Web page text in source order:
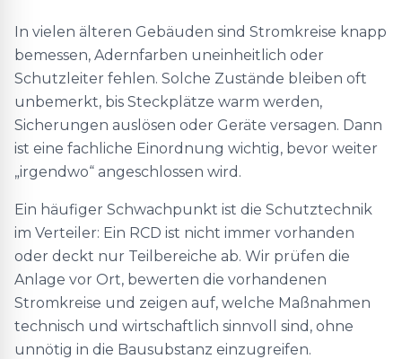
In vielen älteren Gebäuden sind Stromkreise knapp
bemessen, Adernfarben uneinheitlich oder
Schutzleiter fehlen. Solche Zustände bleiben oft
unbemerkt, bis Steckplätze warm werden,
Sicherungen auslösen oder Geräte versagen. Dann
ist eine fachliche Einordnung wichtig, bevor weiter
„irgendwo“ angeschlossen wird.
Ein häufiger Schwachpunkt ist die Schutztechnik
im Verteiler: Ein RCD ist nicht immer vorhanden
oder deckt nur Teilbereiche ab. Wir prüfen die
Anlage vor Ort, bewerten die vorhandenen
Stromkreise und zeigen auf, welche Maßnahmen
technisch und wirtschaftlich sinnvoll sind, ohne
unnötig in die Bausubstanz einzugreifen.